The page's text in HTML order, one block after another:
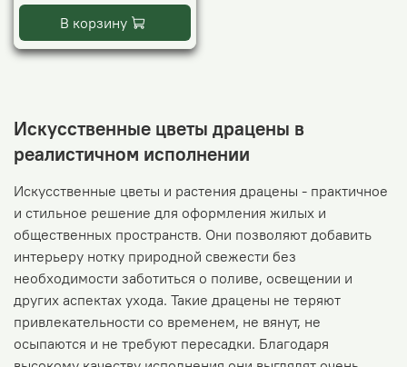
В корзину
Искусственные цветы драцены в
реалистичном исполнении
Искусственные цветы и растения драцены - практичное
и стильное решение для оформления жилых и
общественных пространств. Они позволяют добавить
интерьеру нотку природной свежести без
необходимости заботиться о поливе, освещении и
других аспектах ухода. Такие драцены не теряют
привлекательности со временем, не вянут, не
осыпаются и не требуют пересадки. Благодаря